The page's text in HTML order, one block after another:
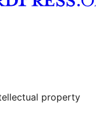
property